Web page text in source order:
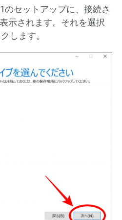
のセットアップに、接続さ
示されます。それを選択
します。